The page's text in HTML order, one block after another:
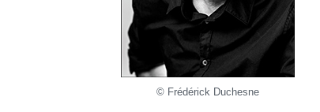
© Frédérick Duchesne